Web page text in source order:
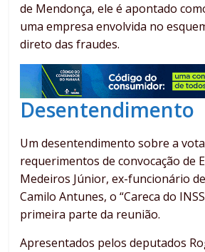
de Mendonça, ele é apontado
uma empresa envolvida no
direto das fraudes.
Desentendimento
Um desentendimento sobre a
requerimentos de convocação de
Medeiros Júnior, ex-funcionário
Camilo Antunes, o “Careca do
primeira parte da reunião.
Apresentados pelos deputados